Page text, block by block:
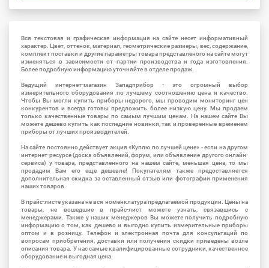
Вся текстовая и графическая информация на сайте несет информативный
характер. Цвет, оттенок, материал, геометрические размеры, вес, содержание,
комплект поставки и другие параметры товара представленого на сайте могут
изменяться в зависимости от партии производства и года изготовления.
Более подробную информацию уточняйте в отделе продаж.
Ведущий интернет-магазин Западприбор - это огромный выбор
измерительного оборудования по лучшему соотношению цена и качество.
Чтобы Вы могли купить приборы недорого, мы проводим мониторинг цен
конкурентов и всегда готовы предложить более низкую цену. Мы продаем
только качественные товары по самым лучшим ценам. На нашем сайте Вы
можете дешево купить как последние новинки, так и проверенные временем
приборы от лучших производителей.
На сайте постоянно действует акция «Куплю по лучшей цене» - если на другом
интернет-ресурсе (доска объявлений, форум, или объявление другого онлайн-
сервиса) у товара, представленного на нашем сайте, меньшая цена, то мы
продадим Вам его еще дешевле! Покупателям также предоставляется
дополнительная скидка за оставленный отзыв или фотографии применения
наших товаров.
В прайс-листе указана не вся номенклатура предлагаемой продукции. Цены на
товары, не вошедшие в прайс-лист можете узнать, связавшись с
менеджерами. Также у наших менеджеров Вы можете получить подробную
информацию о том, как дешево и выгодно купить измерительные приборы
оптом и в розницу. Телефон и электронная почта для консультаций по
вопросам приобретения, доставки или получения скидки приведены возле
описания товара. У нас самые квалифицированные сотрудники, качественное
оборудование и выгодная цена.